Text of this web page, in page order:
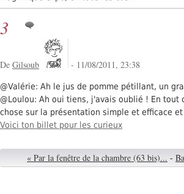
3
De Gilsoub - 11/08/2011, 23:38
@Valérie: Ah le jus de pomme pétillant, un
@Loulou: Ah oui tiens, j'avais oublié ! En tout
chose sur la présentation simple et efficace
Voici ton billet pour les curieux
« Par la fenêtre de la chambre (63 bis)... -